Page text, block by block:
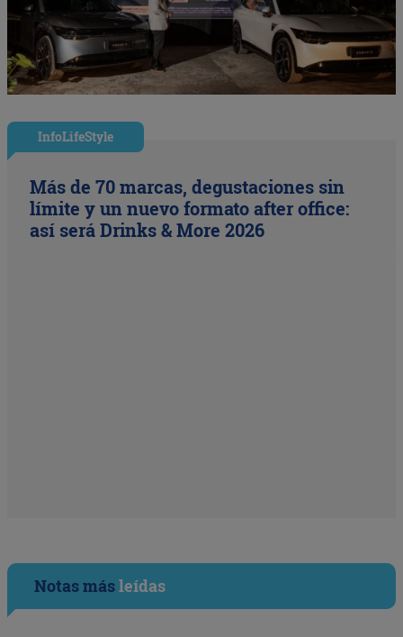
InfoLifeStyle
Más de 70 marcas, degustaciones sin
límite y un nuevo formato after office:
así será Drinks & More 2026
Notas másleídas